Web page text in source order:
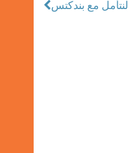
لنتأمل مع بندكتس